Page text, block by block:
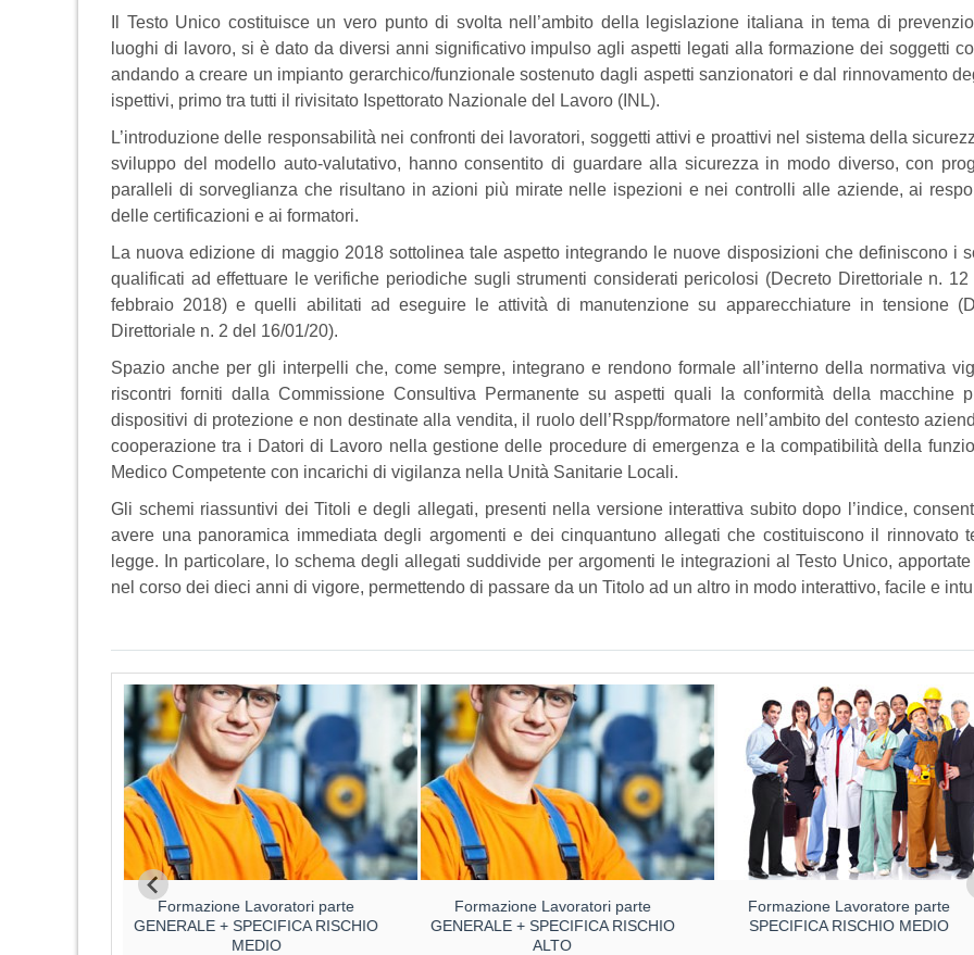
Il Testo Unico costituisce un vero punto di svolta nell’ambito della legislazione italiana in tema di
luoghi di lavoro, si è dato da diversi anni significativo impulso agli aspetti legati alla formazione dei soggetti
andando a creare un impianto gerarchico/funzionale sostenuto dagli aspetti sanzionatori e dal rinnovamento
ispettivi, primo tra tutti il rivisitato Ispettorato Nazionale del Lavoro (INL).
L’introduzione delle responsabilità nei confronti dei lavoratori, soggetti attivi e proattivi nel sistema della
sviluppo del modello auto-valutativo, hanno consentito di guardare alla sicurezza in modo diverso, con
paralleli di sorveglianza che risultano in azioni più mirate nelle ispezioni e nei controlli alle aziende, ai
delle certificazioni e ai formatori.
La nuova edizione di maggio 2018 sottolinea tale aspetto integrando le nuove disposizioni che definiscono i
qualificati ad effettuare le verifiche periodiche sugli strumenti considerati pericolosi (Decreto Direttoriale n.
febbraio 2018) e quelli abilitati ad eseguire le attività di manutenzione su apparecchiature in tensione
Direttoriale n. 2 del 16/01/20).
Spazio anche per gli interpelli che, come sempre, integrano e rendono formale all’interno della normativa
riscontri forniti dalla Commissione Consultiva Permanente su aspetti quali la conformità della macchine
dispositivi di protezione e non destinate alla vendita, il ruolo dell’Rspp/formatore nell’ambito del contesto
cooperazione tra i Datori di Lavoro nella gestione delle procedure di emergenza e la compatibilità della
Medico Competente con incarichi di vigilanza nella Unità Sanitarie Locali.
Gli schemi riassuntivi dei Titoli e degli allegati, presenti nella versione interattiva subito dopo l’indice,
avere una panoramica immediata degli argomenti e dei cinquantuno allegati che costituiscono il rinnovato
legge. In particolare, lo schema degli allegati suddivide per argomenti le integrazioni al Testo Unico,
nel corso dei dieci anni di vigore, permettendo di passare da un Titolo ad un altro in modo interattivo, facile e
Formazione Lavoratori parte
GENERALE + SPECIFICA RISCHIO
MEDIO
Formazione Lavoratori parte
GENERALE + SPECIFICA RISCHIO
ALTO
Formazione Lavoratore parte
SPECIFICA RISCHIO MEDIO